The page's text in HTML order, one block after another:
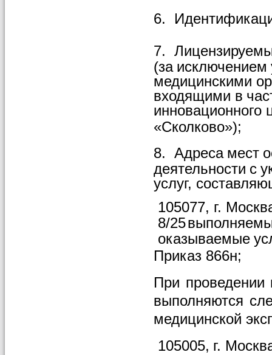
6.
7.
(за исключением
медицинскими
входящими в
инновационного
«Сколково»);
8. Адреса мест
деятельности с
услуг,
105077, г.
8/25
оказываемые
Приказ 866н;
При проведении
выполняются
медицинской
105005, г.